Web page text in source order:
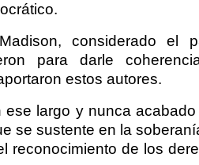
considerado el
para darle
estos autores.
largo y nunca
se sustente en la
reconocimiento de los